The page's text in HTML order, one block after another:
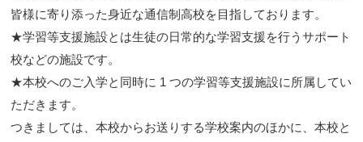
皆様に寄り添った身近な通信制高校を目指しております。
★学習等支援施設とは生徒の日常的な学習支援を行うサポート
校などの施設です。
★本校へのご入学と同時に 1 つの学習等支援施設に所属してい
ただきます。
つきましては、本校からお送りする学校案内のほかに、本校と